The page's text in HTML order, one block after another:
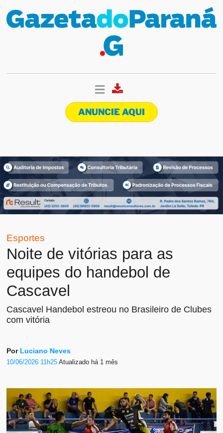
ANUNCIE AQUI
Esportes
Noite de vitórias para as
equipes do handebol de
Cascavel
Cascavel Handebol estreou no Brasileiro de Clubes
com vitória
Por Luciano Neves
10/06/2026 11h25Atualizado há 1 mês